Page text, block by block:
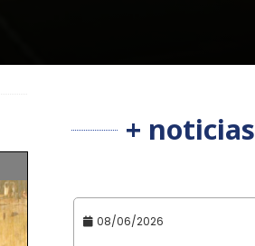
+ noticias
08/06/2026